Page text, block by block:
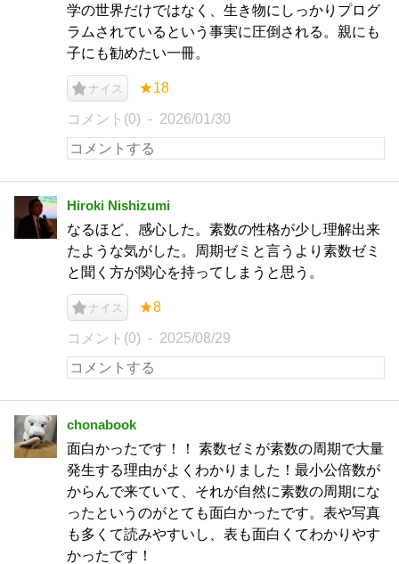
学の世界だけではなく、生き物にしっかりプログ
ラムされているという事実に圧倒される。親にも
子にも勧めたい一冊。
ナイス ★18
コメント(0) 2026/01/30
Hiroki Nishizumi
なるほど、感心した。素数の性格が少し理解出来
たような気がした。周期ゼミと言うより素数ゼミ
と聞く方が関心を持ってしまうと思う。
ナイス ★8
コメント(0) 2025/08/29
chonabook
面白かったです！！ 素数ゼミが素数の周期で大量
発生する理由がよくわかりました！最小公倍数が
からんで来ていて、それが自然に素数の周期にな
ったというのがとても面白かったです。表や写真
も多くて読みやすいし、表も面白くてわかりやす
かったです！